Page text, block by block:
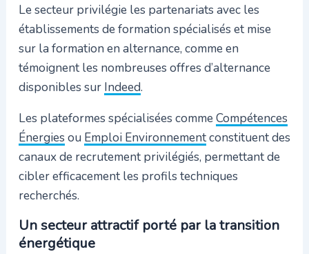
Le secteur privilégie les partenariats avec les
établissements de formation spécialisés et mise
sur la formation en alternance, comme en
témoignent les nombreuses offres d’alternance
disponibles sur Indeed.
Les plateformes spécialisées commeCompétences
Énergies ou Emploi Environnementconstituent des
canaux de recrutement privilégiés, permettant de
cibler efficacement les profils techniques
recherchés.
Un secteur attractif porté par la transition
énergétique